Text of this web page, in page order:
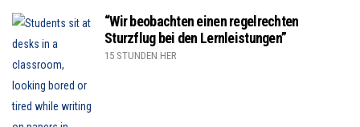
“Wir beobachten einen regelrechten
Sturzflug bei den Lernleistungen”
15 STUNDEN HER